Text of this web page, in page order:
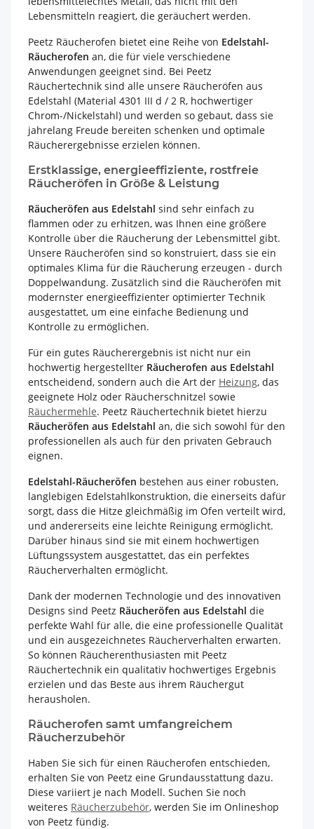
Lebensmitteln reagiert, die geräuchert werden.
Peetz Räucherofen bietet eine Reihe von Edelstahl-
Räucherofen an, die für viele verschiedene
Anwendungen geeignet sind. Bei Peetz
Räuchertechnik sind alle unsere Räucheröfen aus
Edelstahl (Material 4301 III d / 2 R, hochwertiger
Chrom-/Nickelstahl) und werden so gebaut, dass sie
jahrelang Freude bereiten schenken und optimale
Räucherergebnisse erzielen können.
Erstklassige, energieeffiziente, rostfreie
Räucheröfen in Größe & Leistung
Räucheröfen aus Edelstahl sind sehr einfach zu
flammen oder zu erhitzen, was Ihnen eine größere
Kontrolle über die Räucherung der Lebensmittel gibt.
Unsere Räucheröfen sind so konstruiert, dass sie ein
optimales Klima für die Räucherung erzeugen - durch
Doppelwandung. Zusätzlich sind die Räucheröfen mit
modernster energieeffizienter optimierter Technik
ausgestattet, um eine einfache Bedienung und
Kontrolle zu ermöglichen.
Für ein gutes Räucherergebnis ist nicht nur ein
hochwertig hergestellter Räucherofen aus Edelstahl
entscheidend, sondern auch die Art der Heizung, das
geeignete Holz oder Räucherschnitzel sowie
Räuchermehle. Peetz Räuchertechnik bietet hierzu
Räucheröfen aus Edelstahl an, die sich sowohl für den
professionellen als auch für den privaten Gebrauch
eignen.
Edelstahl-Räucheröfen bestehen aus einer robusten,
langlebigen Edelstahlkonstruktion, die einerseits dafür
sorgt, dass die Hitze gleichmäßig im Ofen verteilt wird,
und andererseits eine leichte Reinigung ermöglicht.
Darüber hinaus sind sie mit einem hochwertigen
Lüftungssystem ausgestattet, das ein perfektes
Räucherverhalten ermöglicht.
Dank der modernen Technologie und des innovativen
Designs sind Peetz Räucheröfen aus Edelstahl die
perfekte Wahl für alle, die eine professionelle Qualität
und ein ausgezeichnetes Räucherverhalten erwarten.
So können Räucherenthusiasten mit Peetz
Räuchertechnik ein qualitativ hochwertiges Ergebnis
erzielen und das Beste aus ihrem Räuchergut
herausholen.
Räucherofen samt umfangreichem
Räucherzubehör
Haben Sie sich für einen Räucherofen entschieden,
erhalten Sie von Peetz eine Grundausstattung dazu.
Diese variiert je nach Modell. Suchen Sie noch
weiteres Räucherzubehör, werden Sie im Onlineshop
von Peetz fündig.